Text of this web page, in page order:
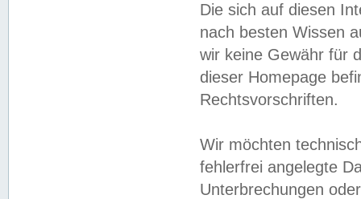
Die sich auf diesen
nach besten Wissen
wir keine Gewähr für
dieser Homepage
Rechtsvorschriften.
Wir möchten
fehlerfrei angelegte
Unterbrechungen